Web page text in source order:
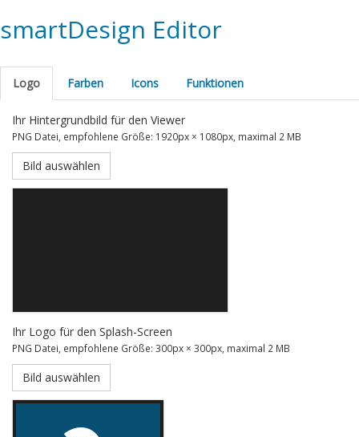
smartDesign Editor
Logo Farben Icons Funktionen
Ihr Hintergrundbild für den Viewer
PNG Datei, empfohlene Größe: 1920px × 1080px, maximal 2 MB
Bild auswählen
Ihr Logo für den Splash-Screen
PNG Datei, empfohlene Größe: 300px × 300px, maximal 2 MB
Bild auswählen